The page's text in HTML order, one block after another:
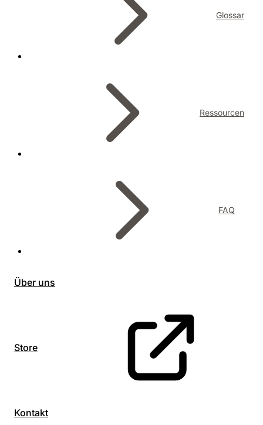
Glossar
Ressourcen
FAQ
Über uns
Store
Kontakt